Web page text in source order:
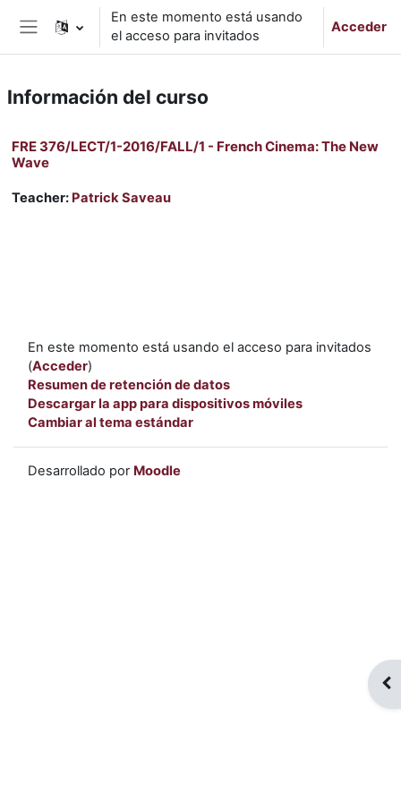
Salta al contenido principal
Panel lateral
En este momento está usando
el acceso para invitados
Acceder
Información del curso
FRE 376/LECT/1-2016/FALL/1 - French Cinema: The New
Wave
Teacher: Patrick Saveau
En este momento está usando el acceso para invitados
(Acceder)
Resumen de retención de datos
Descargar la app para dispositivos móviles
Cambiar al tema estándar
Desarrollado por Moodle